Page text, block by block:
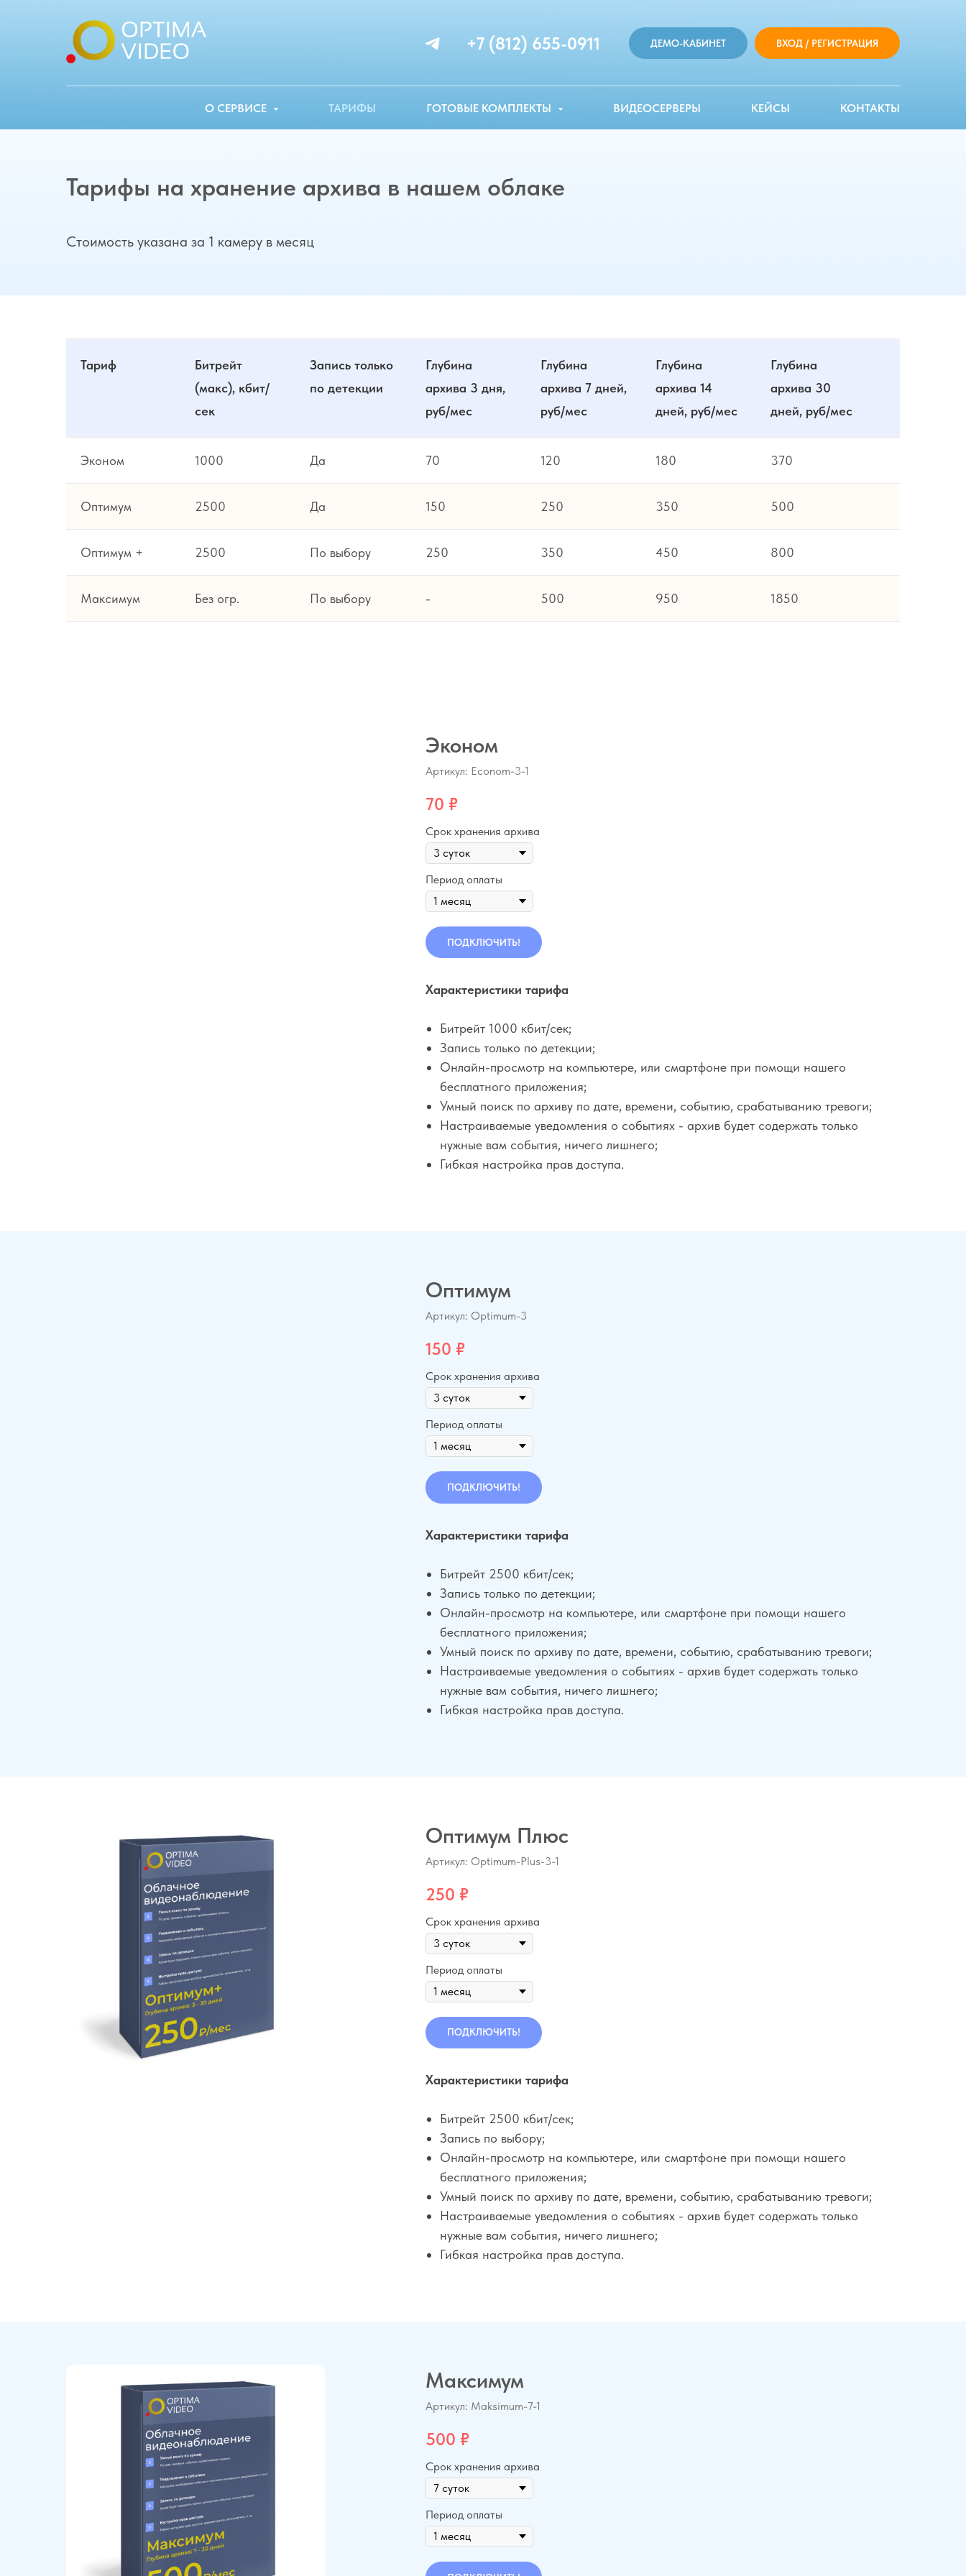
+7 (812) 655-0911 ДЕМО-КАБИНЕТ ВХОД / РЕГИСТРАЦИЯ
О СЕРВИСЕ ТАРИФЫ ГОТОВЫЕ КОМПЛЕКТЫ ВИДЕОСЕРВЕРЫ КЕЙСЫ КОНТАКТЫ
Тарифы на хранение архива в нашем облаке
Стоимость указана за 1 камеру в месяц
Тариф
Битрейт
(макс), кбит/
сек
Запись только
по детекции
Глубина
архива 3 дня,
руб/мес
Глубина
архива 7 дней,
руб/мес
Глубина
архива 14
дней, руб/мес
Глубина
архива 30
дней, руб/мес
Эконом 1000 Да 70 120 180 370
Оптимум 2500 Да 150 250 350 500
Оптимум + 2500 По выбору 250 350 450 800
Максимум Без огр. По выбору - 500 950 1850
Эконом
Артикул: Econom-3-1
70 ₽
Срок хранения архива
Период оплаты
ПОДКЛЮЧИТЬ!
Характеристики тарифа
Битрейт 1000 кбит/сек;
Запись только по детекции;
Онлайн-просмотр на компьютере, или смартфоне при помощи нашего
бесплатного приложения;
Умный поиск по архиву по дате, времени, событию, срабатыванию тревоги;
Настраиваемые уведомления о событиях - архив будет содержать только
нужные вам события, ничего лишнего;
Гибкая настройка прав доступа.
Оптимум
Артикул: Optimum-3
150 ₽
Срок хранения архива
Период оплаты
ПОДКЛЮЧИТЬ!
Характеристики тарифа
Битрейт 2500 кбит/сек;
Запись только по детекции;
Онлайн-просмотр на компьютере, или смартфоне при помощи нашего
бесплатного приложения;
Умный поиск по архиву по дате, времени, событию, срабатыванию тревоги;
Настраиваемые уведомления о событиях - архив будет содержать только
нужные вам события, ничего лишнего;
Гибкая настройка прав доступа.
Оптимум Плюс
Артикул: Optimum-Plus-3-1
250 ₽
Срок хранения архива
Период оплаты
ПОДКЛЮЧИТЬ!
Характеристики тарифа
Битрейт 2500 кбит/сек;
Запись по выбору;
Онлайн-просмотр на компьютере, или смартфоне при помощи нашего
бесплатного приложения;
Умный поиск по архиву по дате, времени, событию, срабатыванию тревоги;
Настраиваемые уведомления о событиях - архив будет содержать только
нужные вам события, ничего лишнего;
Гибкая настройка прав доступа.
Максимум
Артикул: Maksimum-7-1
500 ₽
Срок хранения архива
Период оплаты